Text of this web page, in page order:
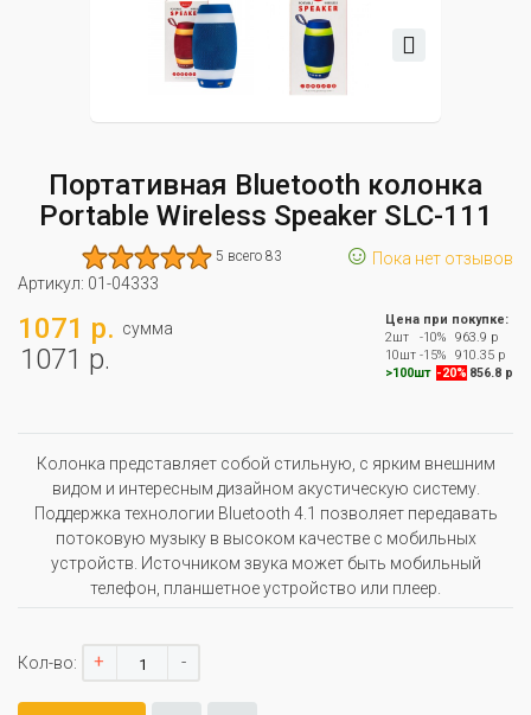
Портативная Bluetooth колонка
Portable Wireless Speaker SLC-111
5 всего 83 ☺ Пока нет отзывов
Артикул: 01-04333
1071 р. сумма
1071 р.
Цена при покупке:
2шт
-10%
963.9 р
10шт -15%
910.35 р
>100шт -20% 856.8 р
Колонка представляет собой стильную, с ярким внешним
видом и интересным дизайном акустическую систему.
Поддержка технологии Bluetooth 4.1 позволяет передавать
потоковую музыку в высоком качестве с мобильных
устройств. Источником звука может быть мобильный
телефон, планшетное устройство или плеер.
Кол-во: + -